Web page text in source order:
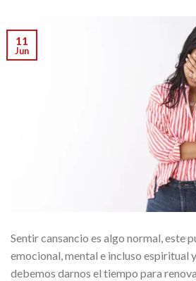
11
Jun
Sentir cansancio es algo normal, este
emocional, mental e incluso espiritual
debemos darnos el tiempo para